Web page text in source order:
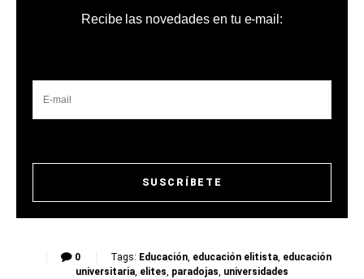
Recibe las novedades en tu e-mail:
0 Tags: Educación, educación elitista, educación
universitaria, elites, paradojas, universidades